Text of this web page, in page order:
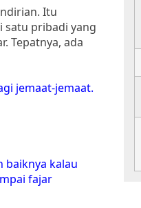
Itu
satu pribadi yang
Tepatnya, ada
jemaat-jemaat.
baiknya kalau
fajar